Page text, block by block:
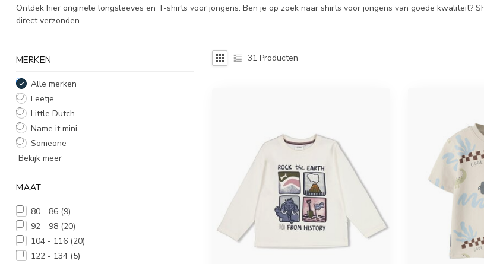
Ontdek hier originele longsleeves en T-shirts voor jongens. Ben je op zoek naar shirts voor jongens van goede kwaliteit?
direct verzonden.
MERKEN
Alle merken
Feetje
Little Dutch
Name it mini
Someone
Bekijk meer
MAAT
80 - 86 (9)
92 - 98 (20)
104 - 116 (20)
122 - 134 (5)
31 Producten